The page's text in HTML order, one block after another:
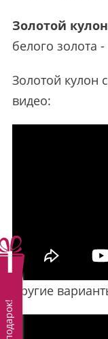
Золотой
белого золота
Золотой кулон
видео:
Другие